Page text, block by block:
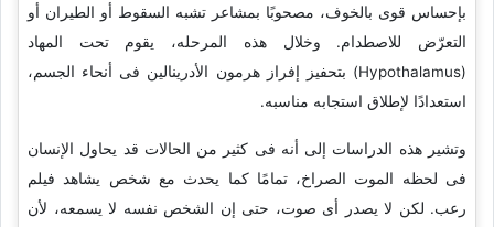
بإحساس قوی بالخوف، مصحوبًا بمشاعر تشبه السقوط أو الطیران أو
التعرّض للاصطدام. وخلال هذه المرحله، یقوم تحت المهاد
(Hypothalamus) بتحفیز إفراز هرمون الأدرینالین فی أنحاء الجسم،
استعدادًا لإطلاق استجابه مناسبه.
وتشیر هذه الدراسات إلى أنه فی کثیر من الحالات قد یحاول الإنسان
فی لحظه الموت الصراخ، تمامًا کما یحدث مع شخص یشاهد فیلم
رعب. لکن لا یصدر أی صوت، حتى إن الشخص نفسه لا یسمعه، لأن